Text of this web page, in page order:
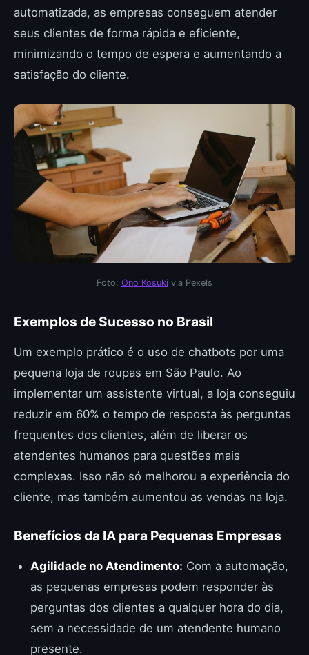
automatizada, as empresas conseguem atender
seus clientes de forma rápida e eficiente,
minimizando o tempo de espera e aumentando a
satisfação do cliente.
Foto: Ono Kosuki via Pexels
Exemplos de Sucesso no Brasil
Um exemplo prático é o uso de chatbots por uma
pequena loja de roupas em São Paulo. Ao
implementar um assistente virtual, a loja conseguiu
reduzir em 60% o tempo de resposta às perguntas
frequentes dos clientes, além de liberar os
atendentes humanos para questões mais
complexas. Isso não só melhorou a experiência do
cliente, mas também aumentou as vendas na loja.
Benefícios da IA para Pequenas Empresas
Agilidade no Atendimento: Com a automação,
as pequenas empresas podem responder às
perguntas dos clientes a qualquer hora do dia,
sem a necessidade de um atendente humano
presente.